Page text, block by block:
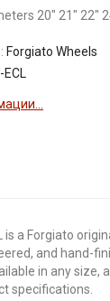
20" 21" 22"
Forgiato Wheels
is a Forgiato
and hand-
in any size,
specifications.